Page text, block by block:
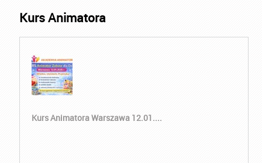
Kurs Animatora
Kurs Animatora Warszawa 12.01....